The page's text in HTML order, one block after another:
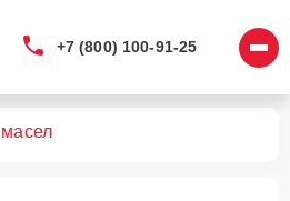
+7 (800) 100-91-25